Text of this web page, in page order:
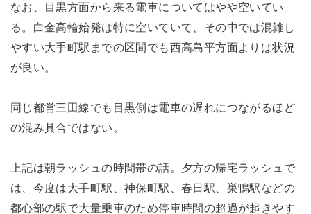
なお、目黒方面から来る電車についてはやや空いてい
る。白金高輪始発は特に空いていて、その中では混雑し
やすい大手町駅までの区間でも西高島平方面よりは状況
が良い。
同じ都営三田線でも目黒側は電車の遅れにつながるほど
の混み具合ではない。
上記は朝ラッシュの時間帯の話。夕方の帰宅ラッシュで
は、今度は大手町駅、神保町駅、春日駅、巣鴨駅などの
都心部の駅で大量乗車のため停車時間の超過が起きやす